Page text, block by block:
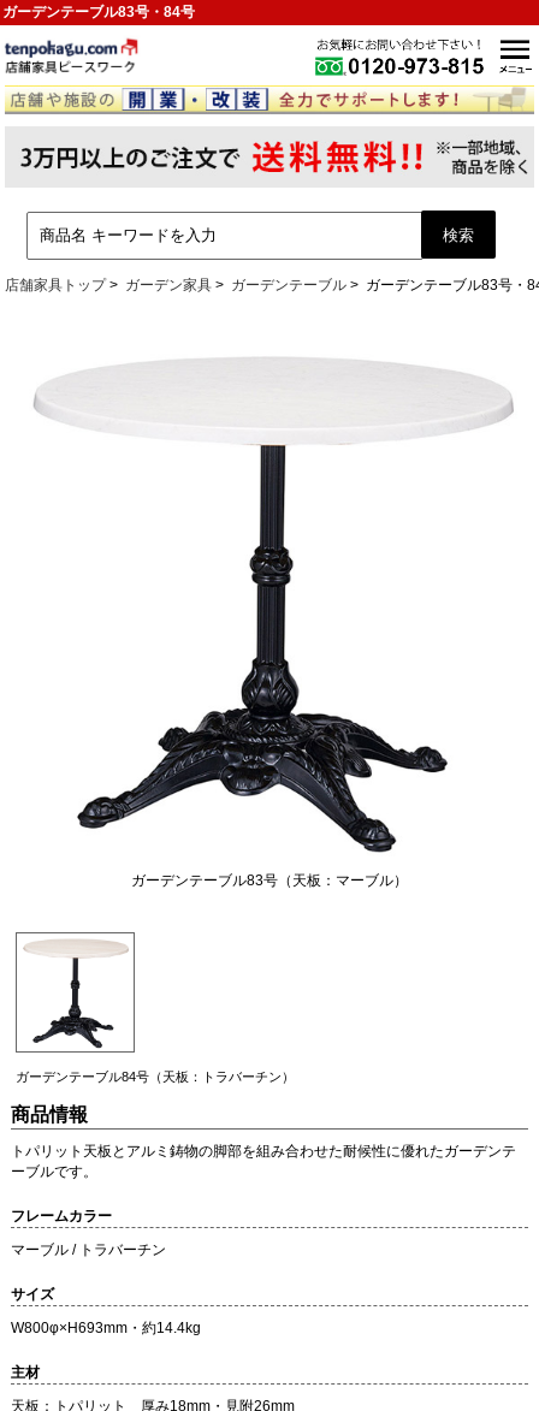
ガーデンテーブル83号・84号
店舗家具トップ ガーデン家具 ガーデンテーブル ガーデンテーブル83号・
ガーデンテーブル83号（天板：マーブル）
ガーデンテーブル84号（天板：トラバーチン）
商品情報
トパリット天板とアルミ鋳物の脚部を組み合わせた耐候性に優れたガーデンテ
ーブルです。
フレームカラー
マーブル / トラバーチン
サイズ
W800φ×H693mm・約14.4kg
主材
天板：トパリット 厚み18mm・見附26mm